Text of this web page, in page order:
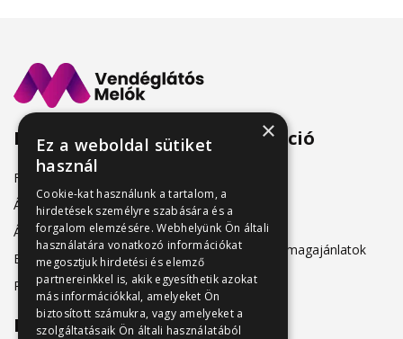
Menü
Friss állásajánlatok
Álláshirdetőknek
Álláskeresőknek
Belépés
Regisztráció
Információ
Adatkezelés
Hirdetési csomagajánlatok
Elérhetőség
×
Ez a weboldal sütiket
használ
Cookie-kat használunk a tartalom, a
hirdetések személyre szabására és a
forgalom elemzésére. Webhelyünk Ön általi
használatára vonatkozó információkat
megosztjuk hirdetési és elemző
partnereinkkel is, akik egyesíthetik azokat
más információkkal, amelyeket Ön
biztosított számukra, vagy amelyeket a
szolgáltatásaik Ön általi használatából